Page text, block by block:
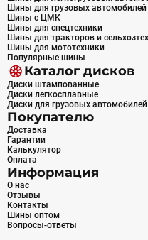
Шины для грузовых автомобилей
Шины с ЦМК
Шины для спецтехники
Шины для тракторов и
Шины для мототехники
Популярные шины
Каталог дисков
Диски штампованные
Диски легкосплавные
Диски для грузовых автомобилей
Покупателю
Доставка
Гарантии
Калькулятор
Оплата
Информация
О нас
Отзывы
Контакты
Шины оптом
Вопросы-ответы